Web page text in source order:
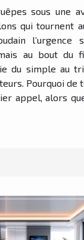
sous une
qui tournent
l’urgence
au bout du
du simple au
Pourquoi de
appel, alors